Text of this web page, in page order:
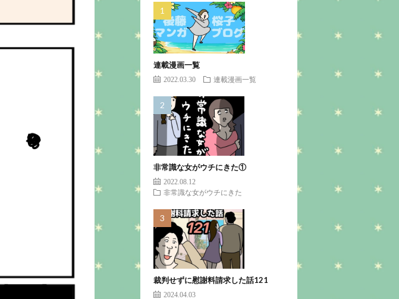
連載漫画一覧
2022.03.30 連載漫画一覧
非常識な女がウチにきた①
2022.08.12
非常識な女がウチにきた
裁判せずに慰謝料請求した話121
2024.04.03